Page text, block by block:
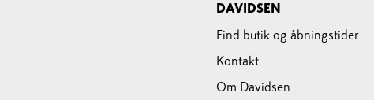
DAVIDSEN
Find butik og åbningstider
Kontakt
Om Davidsen